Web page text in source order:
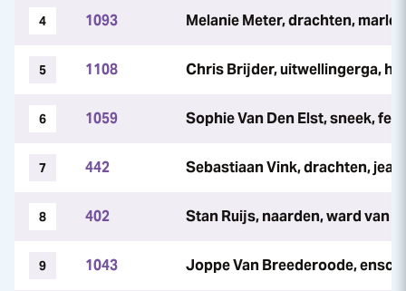
4 1093 Melanie Meter, drachten,
5 1108 Chris Brijder, uitwellingerga,
6 1059 Sophie Van Den Elst, sneek,
7 442 Sebastiaan Vink, drachten,
8 402 Stan Ruijs, naarden, ward van
9 1043 Joppe Van Breederoode,